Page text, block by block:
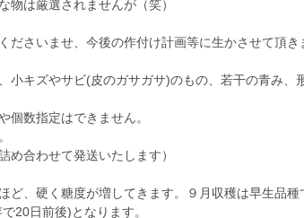
物は厳選されませんが（笑）
ださいませ、今後の作付け計画等に生かさせて頂き
小キズやサビ(皮のガサガサ)のもの、若干の青み、
個数指定はできません。
め合わせて発送いたします）
ど、硬く糖度が増してきます。９月収穫は早生品種
20日前後)となります。